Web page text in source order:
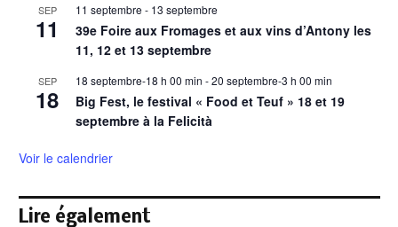
SEP
11
11 septembre - 13 septembre
39e Foire aux Fromages et aux vins d’Antony les
11, 12 et 13 septembre
SEP
18
18 septembre-18 h 00 min -20 septembre-3 h 00 min
Big Fest, le festival « Food et Teuf » 18 et 19
septembre à la Felicità
Voir le calendrier
Lire également